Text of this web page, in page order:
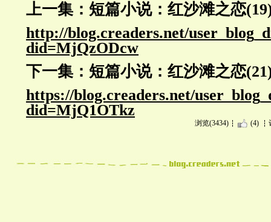
上一集：短篇小说：红沙滩之恋
http://blog.creaders.net/
did=MjQzODcw
下一集：短篇小说：红沙滩之恋
https://blog.creaders.net/
did=MjQ1OTkz
浏览(3434) (4)